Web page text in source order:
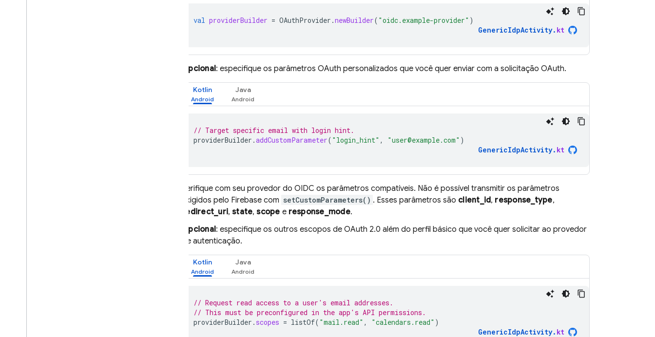
val providerBuilder = OAuthProvider .newBuilder( "oidc.example-provider" )
GenericIdpActivity. kt
Opcional: especifique os parâmetros OAuth personalizados que você quer enviar com a solicitação OAuth.
Kotlin Java
// Target specific email with login hint.
providerBuilder .addCustomParameter( "login_hint" , "user@example.com" )
GenericIdpActivity. kt
Verifique com seu provedor do OIDC os parâmetros compatíveis. Não é possível transmitir os parâmetros
exigidos pelo Firebase com setCustomParameters() . Esses parâmetros são client_id, response_type,
redirect_uri, state,scope e response_mode.
Opcional: especifique os outros escopos de OAuth 2.0 além do perfil básico que você quer solicitar ao provedor
de autenticação.
Kotlin Java
// Request read access to a user's email addresses.
// This must be preconfigured in the app's API permissions.
providerBuilder . scopes = listOf( "mail.read" , "calendars.read" )
GenericIdpActivity. kt